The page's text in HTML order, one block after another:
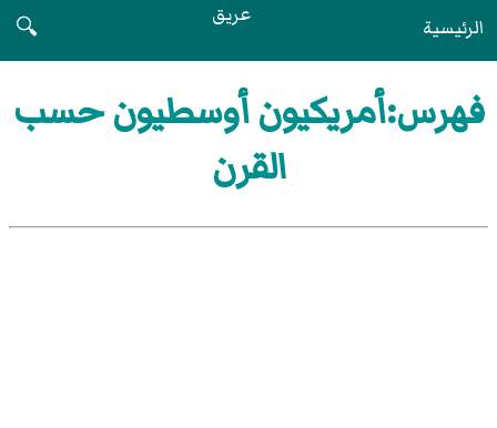
الرئيسية عريق
🔍
فهرس:أمريكيون أوسطيون حسب
القرن